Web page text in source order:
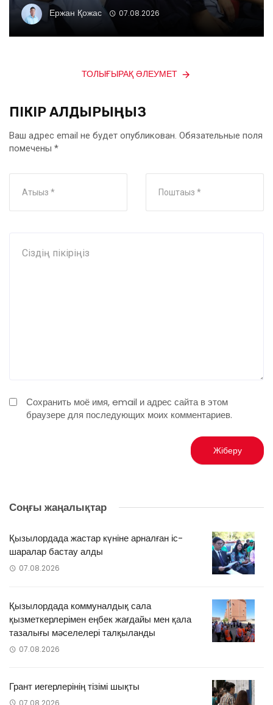
Ержан Қожас 07.08.2026
ТОЛЫҒЫРАҚ ӘЛЕУМЕТ
ПІКІР ҚАЛДЫРЫҢЫЗ
Ваш адрес email не будет опубликован. Обязательные поля
помечены *
Сохранить моё имя, email и адрес сайта в этом
браузере для последующих моих комментариев.
Соңғы жаңалықтар
Қызылордада жастар күніне арналған іс-
шаралар бастау алды
07.08.2026
Қызылордада коммуналдық сала
қызметкерлерімен еңбек жағдайы мен қала
тазалығы мәселелері талқыланды
07.08.2026
Грант иегерлерінің тізімі шықты
07.08.2026